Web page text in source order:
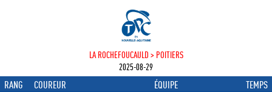
LA ROCHEFOUCAULD > POITIERS
2025-08-29
RANG COUREUR ÉQUIPE TEMPS